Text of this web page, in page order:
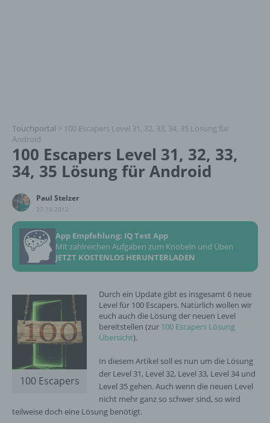
Touchportal > 100 Escapers Level 31, 32, 33, 34, 35 Lösung für
Android
100 Escapers Level 31, 32, 33,
34, 35 Lösung für Android
Paul Stelzer
27.10.2012
App Empfehlung: IQ Test App
Mit zahlreichen Aufgaben zum Knobeln und Üben
JETZT KOSTENLOS HERUNTERLADEN
100 Escapers
Durch ein Update gibt es insgesamt 6 neue
Level für 100 Escapers. Natürlich wollen wir
euch auch die Lösung der neuen Level
bereitstellen (zur 100 Escapers Lösung
Übersicht).
In diesem Artikel soll es nun um die Lösung
der Level 31, Level 32, Level 33, Level 34 und
Level 35 gehen. Auch wenn die neuen Level
nicht mehr ganz so schwer sind, so wird
teilweise doch eine Lösung benötigt.